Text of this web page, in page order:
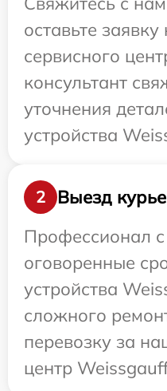
оставьте заявку
сервисного
консультант
уточнения
устройства
2
Выезд
Профессионал
оговоренные
устройства
сложного
перевозку за
центр